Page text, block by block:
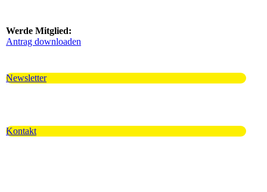
Werde Mitglied:
Antrag downloaden
Newsletter
Kontakt